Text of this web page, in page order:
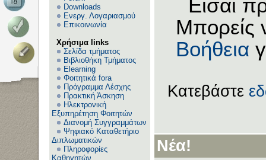
Downloads
Ενεργ. Λογαριασμού
Επικοινωνία
Χρήσιμα links
Σελίδα τμήματος
Βιβλιοθήκη Τμήματος
Elearning
Φοιτητικά fora
Πρόγραμμα Λέσχης
Πρακτική Άσκηση
Ηλεκτρονική
Εξυπηρέτηση Φοιτητών
Διανομή Συγγραμμάτων
Ψηφιακό Καταθετήριο
Διπλωματικών
Πληροφορίες
Καθηγητών
Είσαι
Μπορείς
Βοήθεια
Κατεβάστε
Νέα!